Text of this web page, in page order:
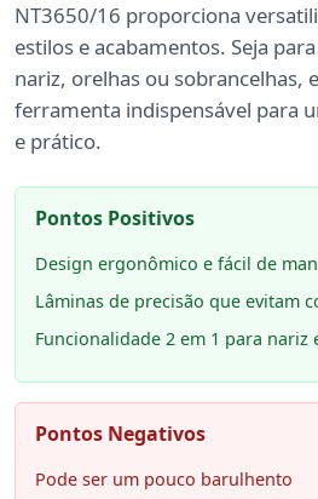
NT3650/16 proporciona
estilos e acabamentos. Seja
nariz, orelhas ou sobrancelhas,
ferramenta indispensável para
e prático.
Pontos Positivos
Design ergonômico e fácil de
Lâminas de precisão que evitam
Funcionalidade 2 em 1 para nariz
Pontos Negativos
Pode ser um pouco barulhento